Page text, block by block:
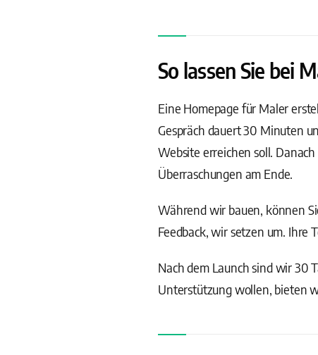
So lassen Sie bei
Eine Homepage für Maler
Gespräch dauert 30 Minuten
Website erreichen soll.
Überraschungen am Ende.
Während wir bauen, können
Feedback, wir setzen um.
Nach dem Launch sind wir 30
Unterstützung wollen, bieten